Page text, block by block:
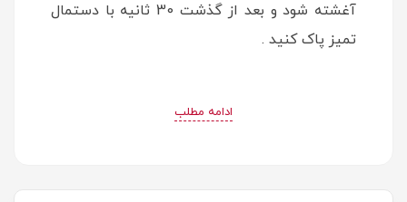
آغشته شود و بعد از گذشت 30 ثانیه با دستمال
تمیز پاک کنید .
ادامه مطلب